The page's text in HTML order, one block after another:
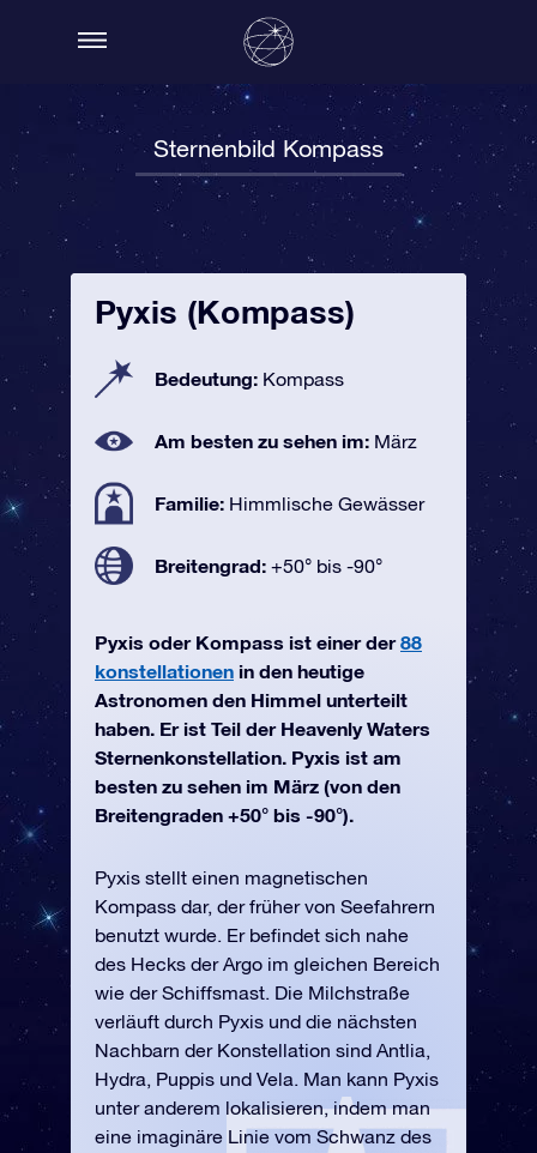
Sternenbild Kompass
Pyxis (Kompass)
Bedeutung: Kompass
Am besten zu sehen im: März
Familie: Himmlische Gewässer
Breitengrad: +50° bis -90°
Pyxis oder Kompass ist einer der88
konstellationen in den heutige
Astronomen den Himmel unterteilt
haben. Er ist Teil der Heavenly Waters
Sternenkonstellation. Pyxis ist am
besten zu sehen im März (von den
Breitengraden +50° bis -90°).
Pyxis stellt einen magnetischen
Kompass dar, der früher von Seefahrern
benutzt wurde. Er befindet sich nahe
des Hecks der Argo im gleichen Bereich
wie der Schiffsmast. Die Milchstraße
verläuft durch Pyxis und die nächsten
Nachbarn der Konstellation sind Antlia,
Hydra, Puppis und Vela. Man kann Pyxis
unter anderem lokalisieren, indem man
eine imaginäre Linie vom Schwanz des